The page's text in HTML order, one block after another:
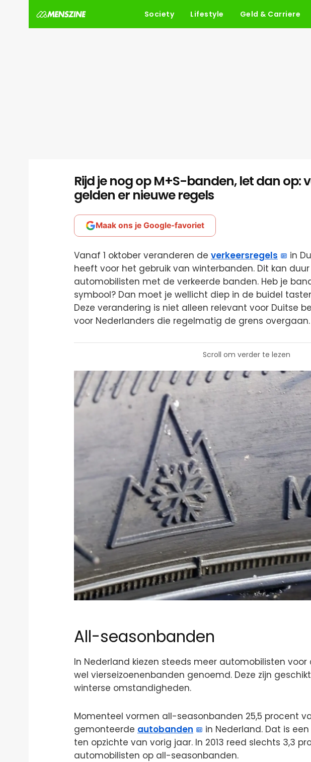
Society Lifestyle Geld & Carriere
Rijd je nog op M+S-banden, let dan op:
gelden er nieuwe regels
Maak ons je Google-favoriet
Vanaf 1 oktober veranderen de verkeersregels
in
heeft voor het gebruik van winterbanden. Dit kan
automobilisten met de verkeerde banden. Heb je
symbool? Dan moet je wellicht diep in de buidel
Deze verandering is niet alleen relevant voor Duitse
voor Nederlanders die regelmatig de grens overgaan.
Scroll om verder te lezen
All-seasonbanden
In Nederland kiezen steeds meer automobilisten
wel vierseizoenenbanden genoemd. Deze zijn
winterse omstandigheden.
Momenteel vormen all-seasonbanden 25,5 procent
gemonteerde autobanden
in Nederland. Dat is
ten opzichte van vorig jaar. In 2013 reed slechts 3,3
automobilisten op all-seasonbanden.